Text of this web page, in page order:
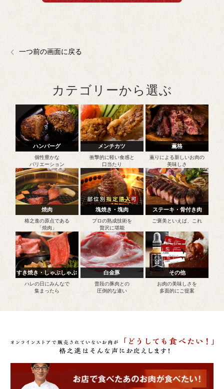
一つ前の画面に戻る
カテゴリーから選ぶ
ハンバーグ
個性豊かな
バリエーション
メンチカツ
衝撃的に軽い食感と
口当たり
薫格
薫りによる新しいお肉の
美味しさ
焼肉
格之進の原点である
「焼肉」
塊焼き・塊肉
プロの熟成技術を
贅沢に堪能
ステーキ・骨付き肉
ご褒美といえば、これ
すき焼き・しゃぶしゃぶ
ハレの日にみんなで
集まったら
白金豚
普段の豚肉との
圧倒的な違い
その他
お肉の美味しさを
多面的にご提案